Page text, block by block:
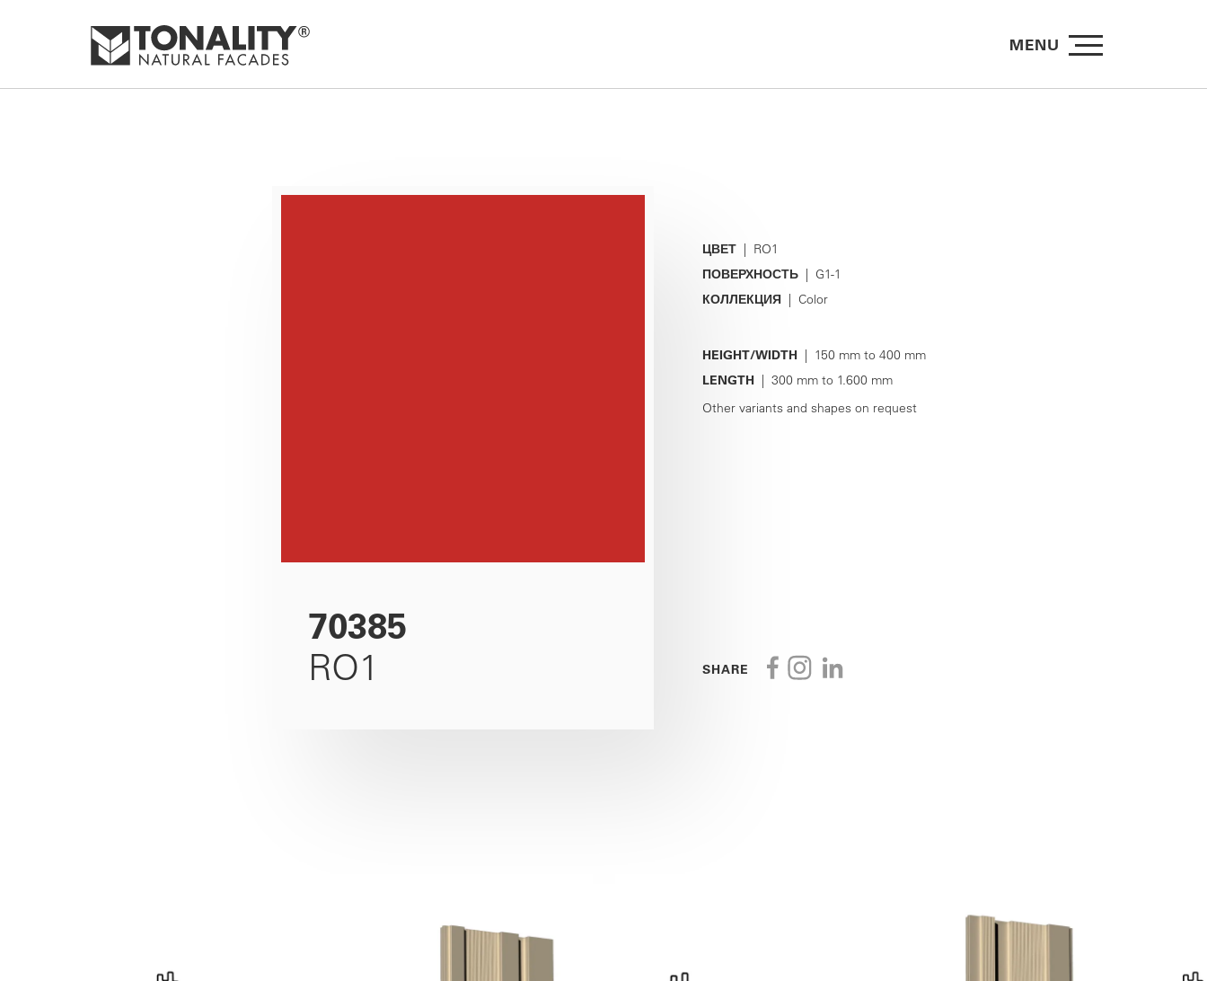
MENU
70385
RO1
ЦВЕТ| RO1
ПОВЕРХНОСТЬ| G1-1
КОЛЛЕКЦИЯ| Color
HEIGHT/WIDTH| 150 mm to 400 mm
LENGTH| 300 mm to 1.600 mm
Other variants and shapes on request
SHARE